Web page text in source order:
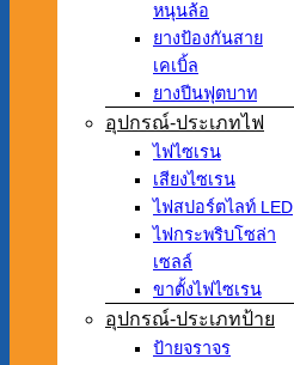
หนุนล้อ
ยางป้องกันสาย
เคเบิ้ล
ยางปีนฟุตบาท
อุปกรณ์-ประเภทไฟ
ไฟไซเรน
เสียงไซเรน
ไฟสปอร์ตไลท์ LED
ไฟกระพริบโซล่า
เซลล์
ขาตั้งไฟไซเรน
อุปกรณ์-ประเภทป้าย
ป้ายจราจร